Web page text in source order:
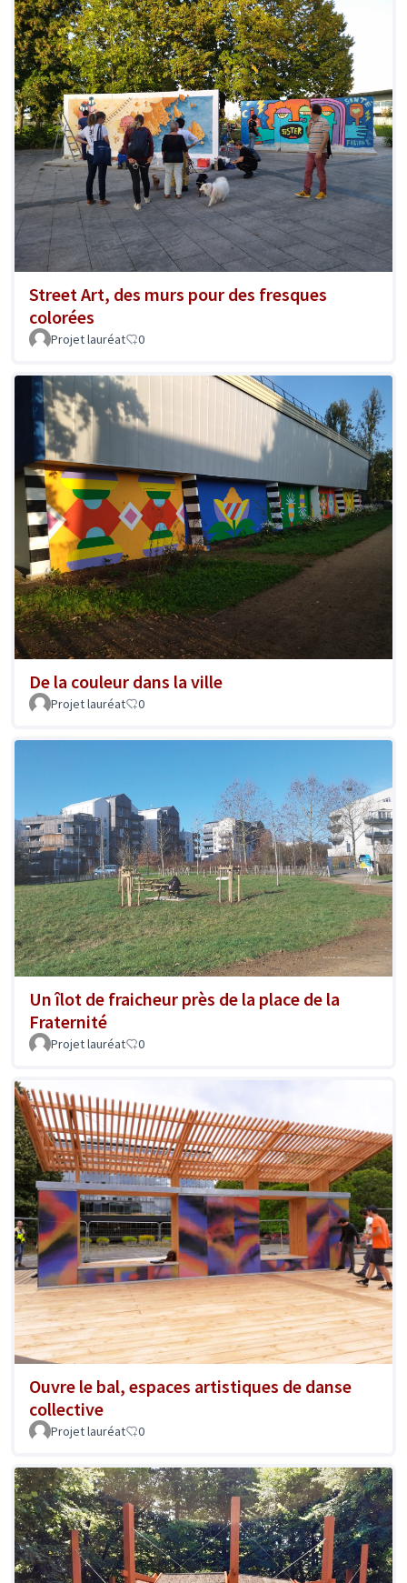
Street Art, des murs pour des fresques
colorées
Projet lauréat 0
De la couleur dans la ville
Projet lauréat 0
Un îlot de fraicheur près de la place de la
Fraternité
Projet lauréat 0
Ouvre le bal, espaces artistiques de danse
collective
Projet lauréat 0